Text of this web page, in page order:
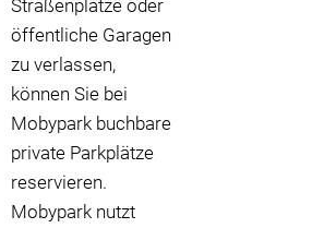
Straßenplätze oder
öffentliche Garagen
zu verlassen,
können Sie bei
Mobypark buchbare
private Parkplätze
reservieren.
Mobypark nutzt